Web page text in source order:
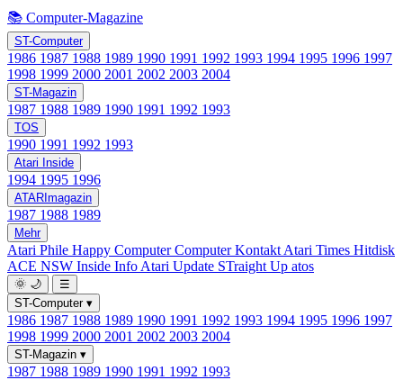
📚 Computer-Magazine
ST-Computer
1986 1987 1988 1989 1990 1991 1992 1993 1994 1995 1996 1997
1998 1999 2000 2001 2002 2003 2004
ST-Magazin
1987 1988 1989 1990 1991 1992 1993
TOS
1990 1991 1992 1993
Atari Inside
1994 1995 1996
ATARImagazin
1987 1988 1989
Mehr
Atari Phile Happy ComputerComputer Kontakt Atari Times Hitdisk
ACE NSW Inside Info Atari Update STraight Up atos
🌞 🌙
☰
ST-Computer ▾
1986 1987 1988 1989 1990 1991 1992 1993 1994 1995 1996 1997
1998 1999 2000 2001 2002 2003 2004
ST-Magazin ▾
1987 1988 1989 1990 1991 1992 1993